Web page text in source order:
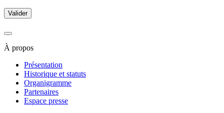
Valider
À propos
Présentation
Historique et statuts
Organigramme
Partenaires
Espace presse